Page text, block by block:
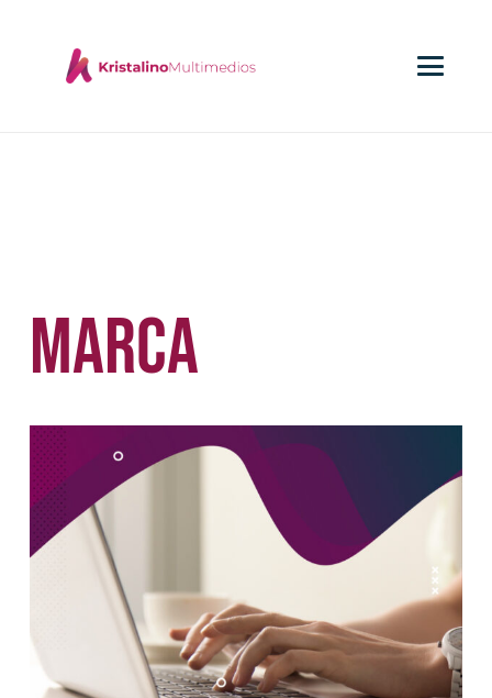
Marca